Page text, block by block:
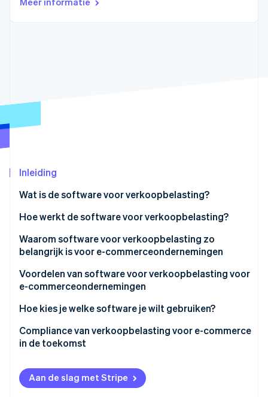
Inleiding
Wat is de software voor verkoopbelasting?
Hoe werkt de software voor verkoopbelasting?
Technische aspecten
Functionele aspecten
Waarom software voor verkoopbelasting zo
belangrijk is voor e-commerceondernemingen
Verbeterde strategische financiële planning
Afhandeling van de complexe aspecten van
verkoopbelasting voor e-commerce
Oplossing voor compliance-uitdagingen in de online
detailhandel
Beheer van de dynamiek van verkoopbelasting in
meerdere rechtsgebieden
Voordelen van software voor verkoopbelasting voor
e-commerceondernemingen
Nauwkeurigheid in belastingberekeningen
Compliance met diverse rechtsgebieden
Minder risico op boetes en audits
Hoe kies je welke software je wilt gebruiken?
Inzicht in zakelijke behoeften
Evaluatie van functies en functionaliteit
Compliance van verkoopbelasting voor e-commerce
in de toekomst
Opkomende trends in software voor verkoopbelasting
De rol van AI en machine learning bij fiscale
Aan de slag met Stripe